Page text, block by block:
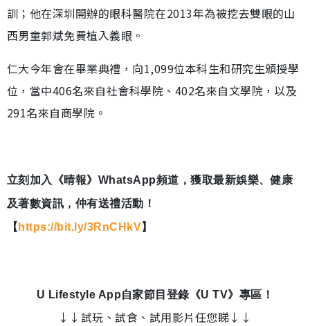
訓；他在深圳開辦的眼科醫院在2013年為被挖去雙眼的山
西男童郭斌免費植入義眼。
仁大今年會在畢業典禮，向1,099位本科生和研究生頒授學
位，當中406名來自社會科學院、402名來自文學院，以及
291名來自商學院。
立刻加入《晴報》WhatsApp頻道，獲取最新娛樂、健康
及著數資訊，仲有送禮活動！
【 https://bit.ly/3RnCHkV】
U Lifestyle App自家節目登錄《U TV》專區！
↓↓試玩、試食、試用影片任您睇↓↓